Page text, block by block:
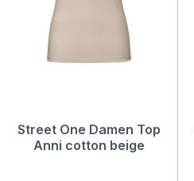
Street One Damen Top
Anni cotton beige